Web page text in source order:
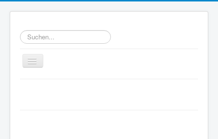
Suchen...
Toggle
Navigation